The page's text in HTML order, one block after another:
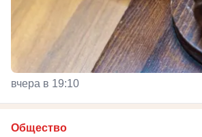
вчера в 19:10
Общество